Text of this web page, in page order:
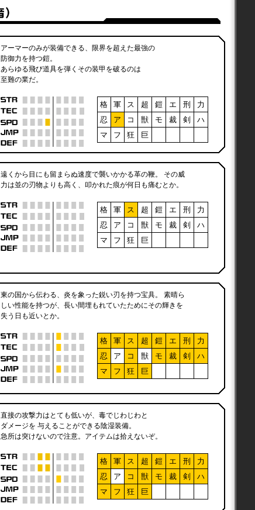
アーマーのみが装備できる、限界を超えた最強の
防御力を持つ鎧。
あらゆる飛び道具を弾くその装甲を破るのは
至難の業だ。
格 軍 ス 超 鎧 エ 刑
力
忍
ア コ 獣 モ 裁 剣
ハ
マ
フ 狂 巨
遠くから目にも留まらぬ速度で襲いかかる革の鞭。 その威
力は並の刃物よりも高く、叩かれた痕が何日も痛むとか。
格 軍 ス 超 鎧 エ 刑
力
忍
ア コ 獣 モ 裁 剣
ハ
マ
フ 狂 巨
東の国から伝わる、炎を象った鋭い刃を持つ宝具。 素晴ら
しい性能を持つが、長い間埋もれていたためにその輝きを
失う日も近いとか。
格 軍 ス 超 鎧 エ 刑
力
忍
ア コ 獣 モ 裁 剣
ハ
マ
フ 狂 巨
直接の攻撃力はとても低いが、毒でじわじわと
ダメージを 与えることができる陰湿装備。
急所は突けないので注意。アイテムは拾えないぞ。
格 軍 ス 超 鎧 エ 刑
力
忍
ア コ 獣 モ 裁 剣
ハ
マ
フ 狂 巨